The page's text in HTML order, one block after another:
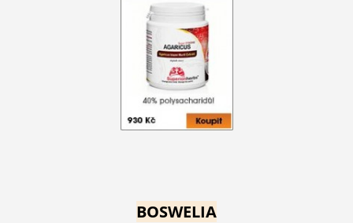
BOSWELIA